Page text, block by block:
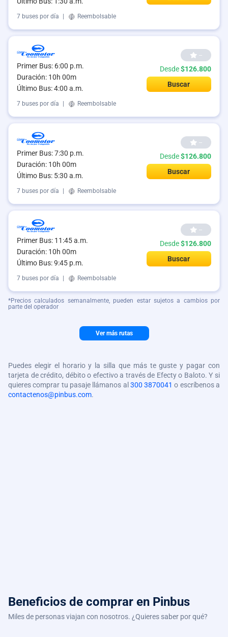
7 buses por día Reembolsable
Primer Bus: 6:00 p.m.
Duración: 10h 00m
Último Bus: 4:00 a.m.
--
Desde$126.800
Buscar
7 buses por día Reembolsable
Primer Bus: 7:30 p.m.
Duración: 10h 00m
Último Bus: 5:30 a.m.
--
Desde$126.800
Buscar
7 buses por día Reembolsable
Primer Bus: 11:45 a.m.
Duración: 10h 00m
Último Bus: 9:45 p.m.
--
Desde$126.800
Buscar
7 buses por día Reembolsable
*Precios calculados semanalmente, pueden estar sujetos a cambios por
parte del operador
Ver más rutas
Puedes elegir el horario y la silla que más te guste y pagar con
tarjeta de crédito, débito o efectivo a través de Efecty o Baloto. Y si
quieres comprar tu pasaje llámanos al 300 3870041 o escríbenos a
contactenos@pinbus.com.
Beneficios de comprar en Pinbus
Miles de personas viajan con nosotros. ¿Quieres saber por qué?